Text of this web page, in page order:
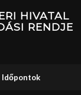
HIVATAL
RENDJE
Időpontok